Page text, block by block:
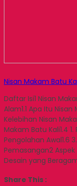
Nisan Makam Batu
Daftar Isi1 Nisan
Alam1.1 Apa Itu
Kelebihan Nisan
Makam Batu Kali1.4
Pengolahan Awal1.6
Pemasangan2 Aspek
Desain yang
Share This :